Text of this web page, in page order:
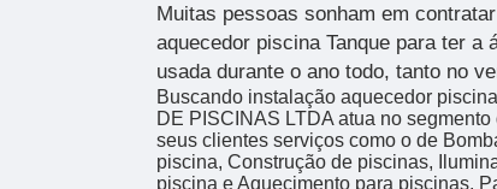
Muitas pessoas sonham em
aquecedor piscina Tanque para ter a
usada durante o ano todo, tanto no
Buscando instalação aquecedor
DE PISCINAS LTDA atua no
seus clientes serviços como o de
piscina, Construção de piscinas,
piscina e Aquecimento para piscinas.